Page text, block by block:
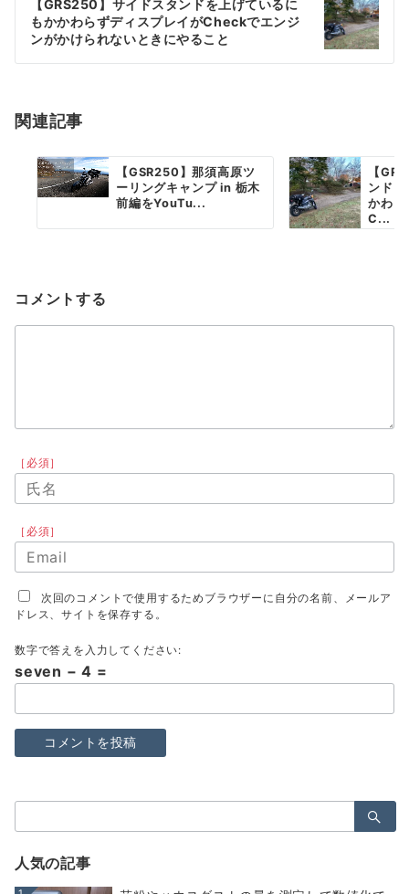
ー
シ
ン
【GRS250】サイドスタンドを上げているに
もかかわらずディスプレイがCheckでエンジ
ンがかけられないときにやること
関連記事
【GSR250】那須高原ツ
ーリングキャンプ in 栃木
前編をYouTu...
【
ンド
かわら
C...
コメントする
［必須］
［必須］
次回のコメントで使用するためブラウザーに自分の名前、メールア
ドレス、サイトを保存する。
数字で答えを入力してください:
seven − 4 =
索：
人気の記事